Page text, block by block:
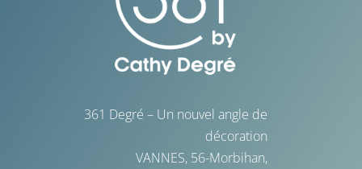
361 Degré – Un nouvel angle de
décoration
VANNES, 56-Morbihan,